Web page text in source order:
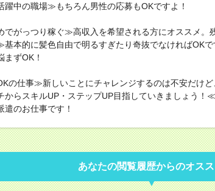
中の職場≫もちろん男性の応募もOKですよ！
でがっつり稼ぐ≫高収入を希望される方にオススメ。
本的に髪色自由で明るすぎたり奇抜でなければOK
まずOK！
の仕事≫新しいことにチャレンジするのは不安だけ
からスキルUP・ステップUP目指していきましょう
遣のお仕事です！
あなたの閲覧履歴からのオスス